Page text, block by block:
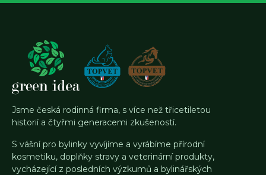
Jsme česká rodinná firma, s více než třicetiletou
historií a čtyřmi generacemi zkušeností.
S vášní pro bylinky vyvíjíme a vyrábíme přírodní
kosmetiku, doplňky stravy a veterinární produkty,
vycházející z posledních výzkumů a bylinářských